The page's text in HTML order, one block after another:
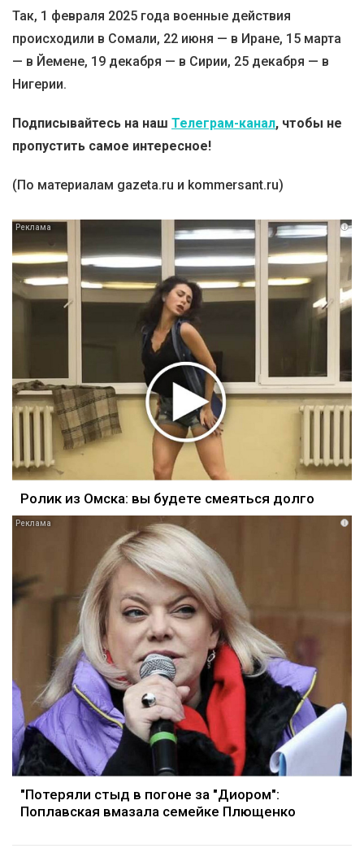
Так, 1 февраля 2025 года военные действия
происходили в Сомали, 22 июня — в Иране, 15 марта
— в Йемене, 19 декабря — в Сирии, 25 декабря — в
Нигерии.
Подписывайтесь на наш Телеграм-канал, чтобы не
пропустить самое интересное!
(По материалам gazeta.ru и kommersant.ru)
i
Ролик из Омска: вы будете смеяться долго
i
"Потеряли стыд в погоне за "Диором":
Поплавская вмазала семейке Плющенко